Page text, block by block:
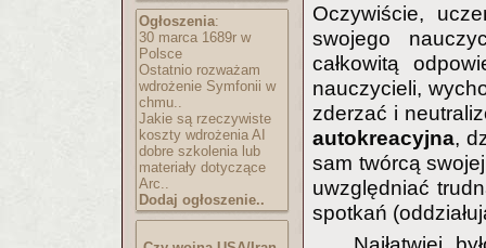
Ogłoszenia:
30 marca 1689r w
Polsce
Ostatnio rozważam
wdrożenie Symfonii w
chmu..
Jakie są rzeczywiste
koszty wdrożenia AI
dobre szkolenia lub
materiały dotyczące
Arc..
Dodaj ogłoszenie..
Oczywiście,
swojego
całkowitą
nauczycieli,
zderzać i
autokreacyjna,
sam twórcą
uwzględniać
spotkań